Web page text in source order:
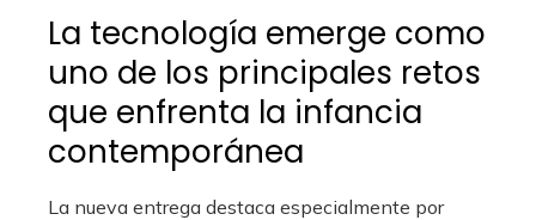
La tecnología emerge como
uno de los principales retos
que enfrenta la infancia
contemporánea
La nueva entrega destaca especialmente por